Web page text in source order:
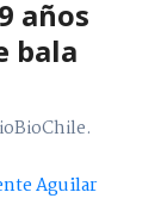
años
bala
Aguilar